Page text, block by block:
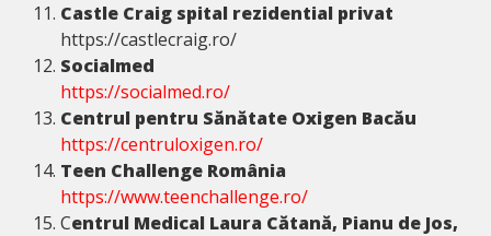
Castle Craig spital rezidential privat
https://castlecraig.ro/
Socialmed
https://socialmed.ro/
Centrul pentru Sănătate Oxigen Bacău
https://centruloxigen.ro/
Teen Challenge România
https://www.teenchallenge.ro/
Centrul Medical Laura Cătană, Pianu de Jos,